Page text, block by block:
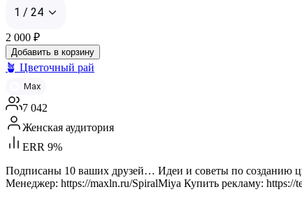
1 / 24
2 000 ₽
Добавить в корзину
🪴 Цветочный рай
Max
7 042
Женская аудитория
ERR 9%
Подписаны 10 ваших друзей… Идеи и советы по созданию
Менеджер: https://maxln.ru/SpiralMiya Купить рекламу: